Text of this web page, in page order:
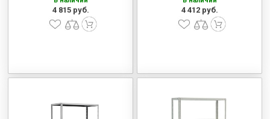
4 815 руб. 4 412 руб.